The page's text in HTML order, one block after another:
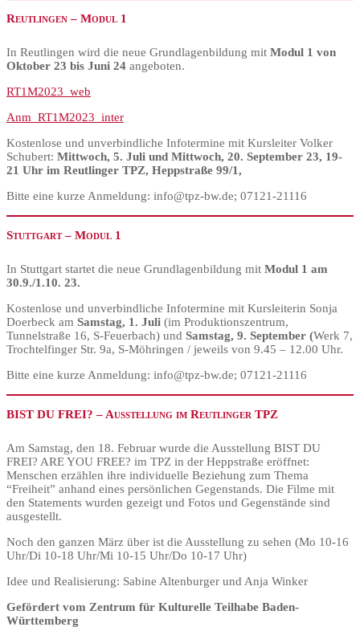
Reutlingen – Modul 1
In Reutlingen wird die neue Grundlagenbildung mit Modul 1 von
Oktober 23 bis Juni 24 angeboten.
RT1M2023_web
Anm_RT1M2023_inter
Kostenlose und unverbindliche Infotermine mit Kursleiter Volker
Schubert: Mittwoch, 5. Juli und Mittwoch, 20. September 23, 19-
21 Uhr im Reutlinger TPZ, Heppstraße 99/1,
Bitte eine kurze Anmeldung: info@tpz-bw.de; 07121-21116
Stuttgart – Modul 1
In Stuttgart startet die neue Grundlagenbildung mit Modul 1 am
30.9./1.10. 23.
Kostenlose und unverbindliche Infotermine mit Kursleiterin Sonja
Doerbeck am Samstag, 1. Juli (im Produktionszentrum,
Tunnelstraße 16, S-Feuerbach) und Samstag, 9. September (Werk 7,
Trochtelfinger Str. 9a, S-Möhringen / jeweils von 9.45 – 12.00 Uhr.
Bitte eine kurze Anmeldung: info@tpz-bw.de; 07121-21116
BIST DU FREI? – Ausstellung im Reutlinger TPZ
Am Samstag, den 18. Februar wurde die Ausstellung BIST DU
FREI? ARE YOU FREE? im TPZ in der Heppstraße eröffnet:
Menschen erzählen ihre individuelle Beziehung zum Thema
“Freiheit” anhand eines persönlichen Gegenstands. Die Filme mit
den Statements wurden gezeigt und Fotos und Gegenstände sind
ausgestellt.
Noch den ganzen März über ist die Ausstellung zu sehen (Mo 10-16
Uhr/Di 10-18 Uhr/Mi 10-15 Uhr/Do 10-17 Uhr)
Idee und Realisierung: Sabine Altenburger und Anja Winker
Gefördert vom Zentrum für Kulturelle Teilhabe Baden-
Württemberg